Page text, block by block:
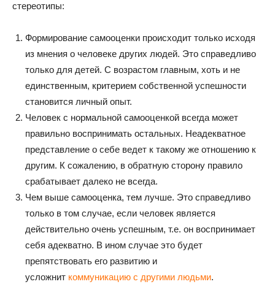
стереотипы:
Формирование самооценки происходит только исходя
из мнения о человеке других людей. Это справедливо
только для детей. С возрастом главным, хоть и не
единственным, критерием собственной успешности
становится личный опыт.
Человек с нормальной самооценкой всегда может
правильно воспринимать остальных. Неадекватное
представление о себе ведет к такому же отношению к
другим. К сожалению, в обратную сторону правило
срабатывает далеко не всегда.
Чем выше самооценка, тем лучше. Это справедливо
только в том случае, если человек является
действительно очень успешным, т.е. он воспринимает
себя адекватно. В ином случае это будет
препятствовать его развитию и
усложнит коммуникацию с другими людьми.